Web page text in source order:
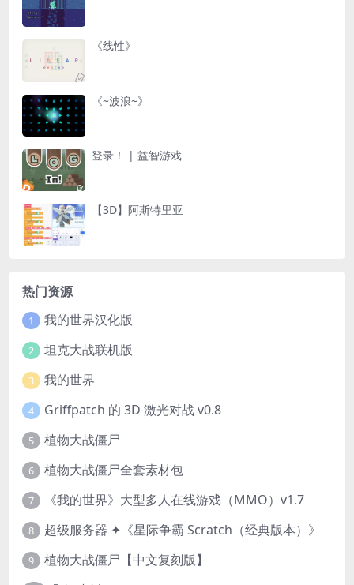
《线性》
《~波浪~》
登录！ | 益智游戏
【3D】阿斯特里亚
热门资源
1 我的世界汉化版
2 坦克大战联机版
3 我的世界
4 Griffpatch 的 3D 激光对战 v0.8
5 植物大战僵尸
6 植物大战僵尸全套素材包
7 《我的世界》大型多人在线游戏（MMO）v1.7
8 超级服务器 ✦《星际争霸 Scratch（经典版本）》
9 植物大战僵尸【中文复刻版】